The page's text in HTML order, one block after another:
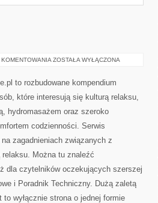
RYTUAŁY
ZOSTAŁA WYŁĄCZONA
to rozbudowane kompendium
które interesują się kulturą relaksu,
hydromasażem oraz szeroko
codzienności. Serwis
zagadnieniach związanych z
relaksu. Można tu znaleźć
dla czytelników oczekujących szerszej
i Poradnik Techniczny. Dużą zaletą
wyłącznie strona o jednej formie